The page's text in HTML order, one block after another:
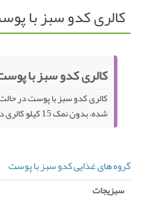
کالری کدو سبز با
کالری کدو سبز با
شده، بدون نمک 15 کیلو کالری در 100 گرم می باشد.
گروه های غذایی کدو سبز با پوست
سبزیجات